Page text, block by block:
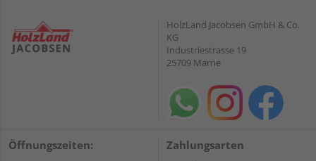
HolzLand Jacobsen GmbH & Co.
KG
Industriestrasse 19
25709 Marne
Öffnungszeiten: Zahlungsarten